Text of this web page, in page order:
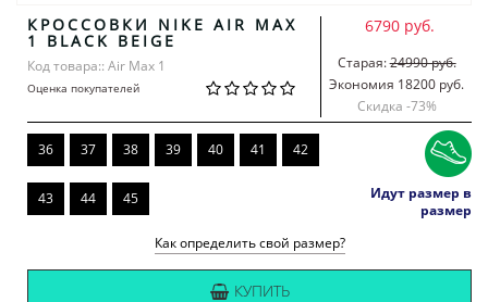
КРОССОВКИ NIKE AIR MAX
1 BLACK BEIGE
Код товара:: Air Max 1
Оценка покупателей
6790 руб.
Старая:24990 руб.
Экономия 18200 руб.
Скидка -73%
36 37 38 39 40 41 42
43 44 45
Идут размер в
размер
Как определить свой размер?
КУПИТЬ